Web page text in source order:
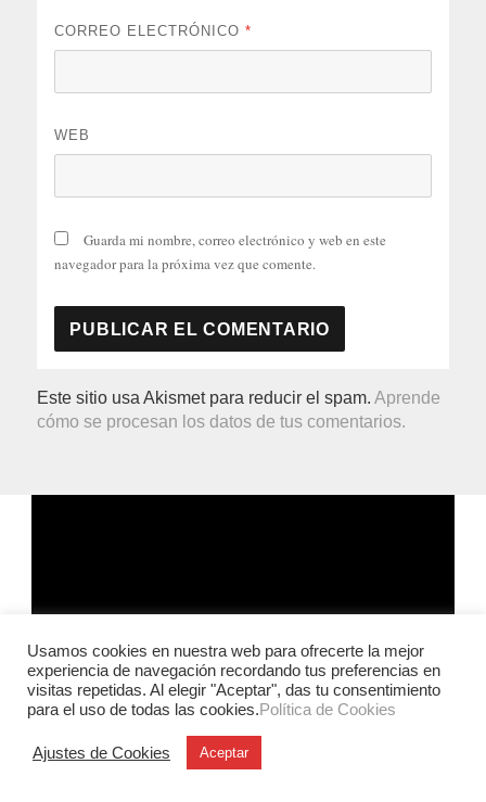
CORREO ELECTRÓNICO*
WEB
Guarda mi nombre, correo electrónico y web en este
navegador para la próxima vez que comente.
Este sitio usa Akismet para reducir el spam.Aprende
cómo se procesan los datos de tus comentarios.
Usamos cookies en nuestra web para ofrecerte la mejor
experiencia de navegación recordando tus preferencias en
visitas repetidas. Al elegir "Aceptar", das tu consentimiento
para el uso de todas las cookies.Política de Cookies
Ajustes de Cookies Aceptar